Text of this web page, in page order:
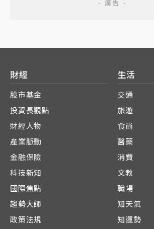
財經
股市基金
投資長觀點
財經人物
產業脈動
金融保險
科技新知
國際焦點
趨勢大師
政策法規
生活
交通
旅遊
食尚
醫藥
消費
文教
職場
知天氣
知運勢